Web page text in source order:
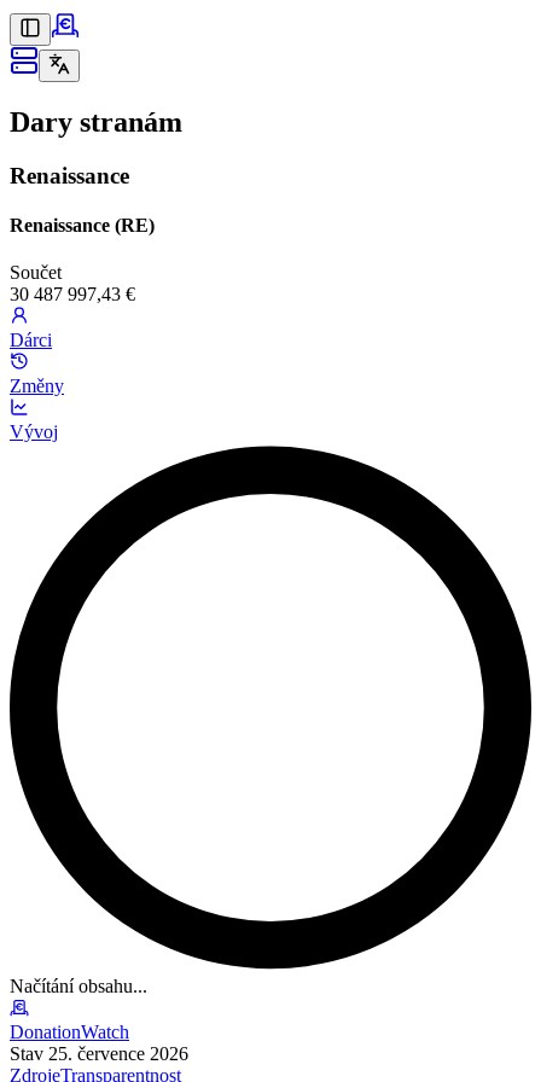
Dary stranám
Renaissance
Renaissance (RE)
Součet
30 487 997,43 €
Dárci
Změny
Vývoj
Načítání obsahu...
DonationWatch
Stav 25. července 2026
ZdrojeTransparentnost